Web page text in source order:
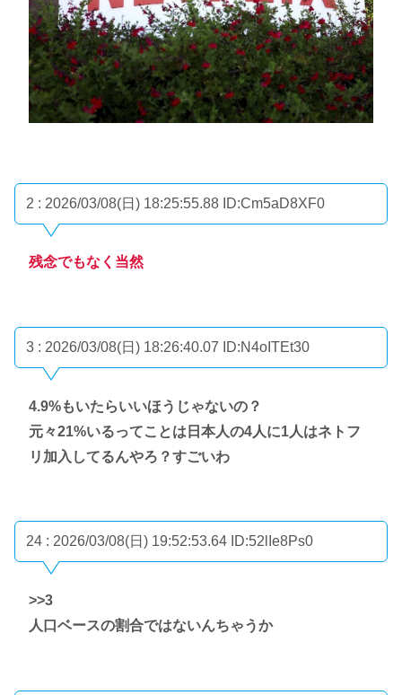
2 : 2026/03/08(日) 18:25:55.88 ID:Cm5aD8XF0
残念でもなく当然
3 : 2026/03/08(日) 18:26:40.07 ID:N4oITEt30
4.9%もいたらいいほうじゃないの？
元々21%いるってことは日本人の4人に1人はネトフ
リ加入してるんやろ？すごいわ
24 : 2026/03/08(日) 19:52:53.64 ID:52lIe8Ps0
>>3
人口ベースの割合ではないんちゃうか